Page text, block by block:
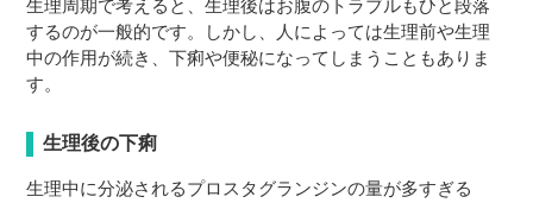
生理周期で考えると、生理後はお腹のトラブルもひと段落
するのが一般的です。しかし、人によっては生理前や生理
中の作用が続き、下痢や便秘になってしまうこともありま
す。
生理後の下痢
生理中に分泌されるプロスタグランジンの量が多すぎる